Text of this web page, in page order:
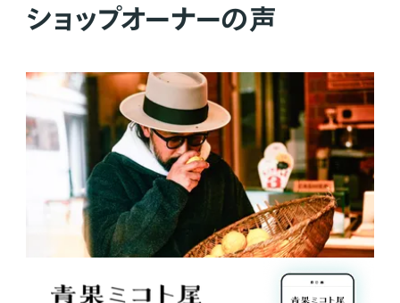
ショップオーナーの声